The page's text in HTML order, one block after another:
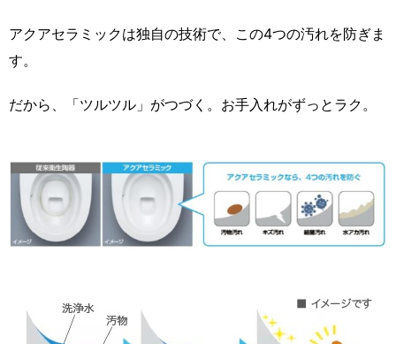
アクアセラミックは独自の技術で、この4つの汚れを防ぎま
す。
だから、「ツルツル」がつづく。お手入れがずっとラク。